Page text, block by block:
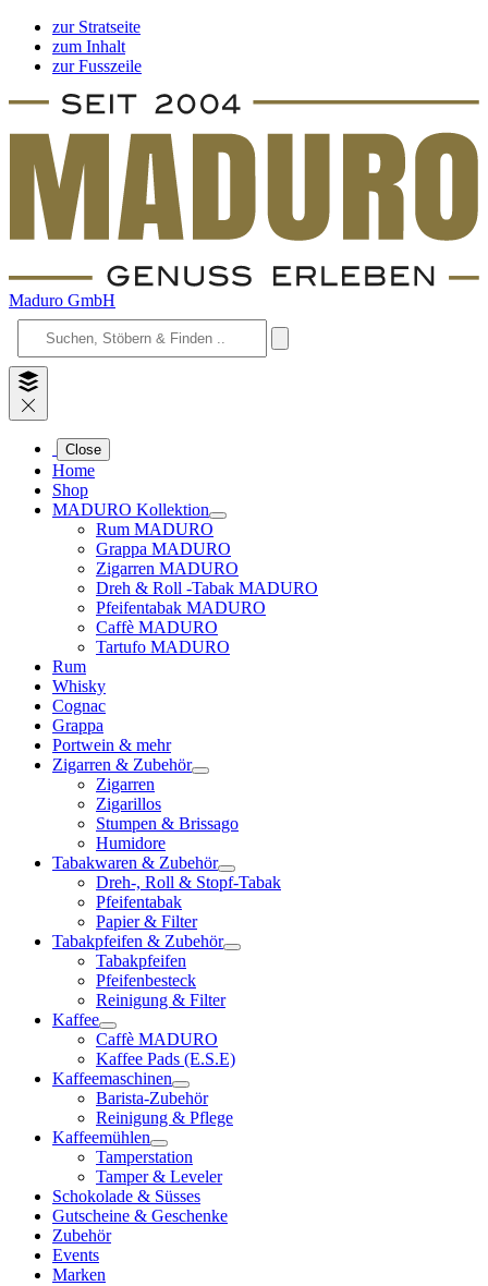
zur Stratseite
zum Inhalt
zur Fusszeile
Maduro GmbH
Close
Home
Shop
MADURO Kollektion
Rum MADURO
Grappa MADURO
Zigarren MADURO
Dreh & Roll -Tabak MADURO
Pfeifentabak MADURO
Caffè MADURO
Tartufo MADURO
Rum
Whisky
Cognac
Grappa
Portwein & mehr
Zigarren & Zubehör
Zigarren
Zigarillos
Stumpen & Brissago
Humidore
Tabakwaren & Zubehör
Dreh-, Roll & Stopf-Tabak
Pfeifentabak
Papier & Filter
Tabakpfeifen & Zubehör
Tabakpfeifen
Pfeifenbesteck
Reinigung & Filter
Kaffee
Caffè MADURO
Kaffee Pads (E.S.E)
Kaffeemaschinen
Barista-Zubehör
Reinigung & Pflege
Kaffeemühlen
Tamperstation
Tamper & Leveler
Schokolade & Süsses
Gutscheine & Geschenke
Zubehör
Events
Marken